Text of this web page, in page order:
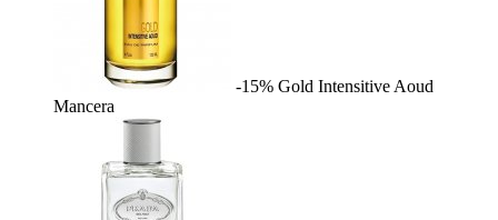
-15% Gold Intensitive Aoud
Mancera